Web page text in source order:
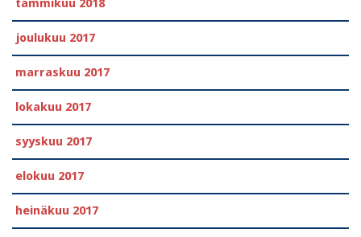
tammikuu 2018
joulukuu 2017
marraskuu 2017
lokakuu 2017
syyskuu 2017
elokuu 2017
heinäkuu 2017